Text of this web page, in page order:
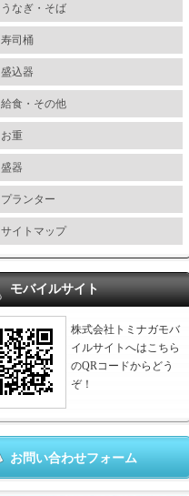
うなぎ・そば
寿司桶
盛込器
給食・その他
お重
盛器
プランター
サイトマップ
モバイルサイト
株式会社トミナガモバ
イルサイトへはこちら
のQRコードからどう
ぞ！
お問い合わせフォーム